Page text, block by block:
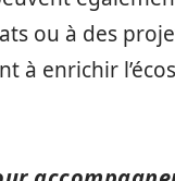
ou à des
à enrichir